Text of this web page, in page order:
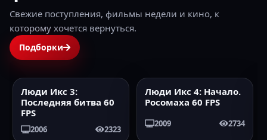
Свежие поступления, фильмы недели и кино, к
которому хочется вернуться.
Подборки
2006 60FPS
Люди Икс 3:
Последняя битва 60
FPS
2006 2323
2009 60FPS
Люди Икс 4: Начало.
Росомаха 60 FPS
2009 2734